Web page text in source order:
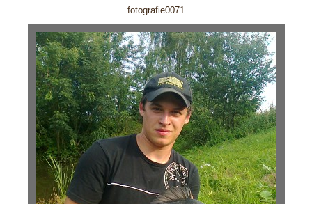
fotografie0071